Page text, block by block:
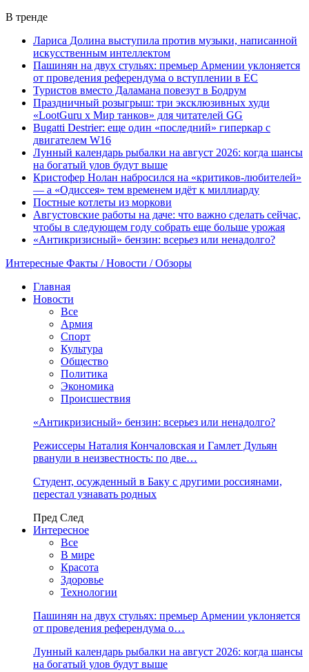
В тренде
Лариса Долина выступила против музыки, написанной
искусственным интеллектом
Пашинян на двух стульях: премьер Армении уклоняется
от проведения референдума о вступлении в ЕС
Туристов вместо Даламана повезут в Бодрум
Праздничный розыгрыш: три эксклюзивных худи
«LootGuru х Мир танков» для читателей GG
Bugatti Destrier: еще один «последний» гиперкар с
двигателем W16
Лунный календарь рыбалки на август 2026: когда шансы
на богатый улов будут выше
Кристофер Нолан набросился на «критиков-любителей»
— а «Одиссея» тем временем идёт к миллиарду
Постные котлеты из моркови
Августовские работы на даче: что важно сделать сейчас,
чтобы в следующем году собрать еще больше урожая
«Антикризисный» бензин: всерьез или ненадолго?
Интересные Факты / Новости / Обзоры
Главная
Новости
Все
Армия
Спорт
Культура
Общество
Политика
Экономика
Происшествия
«Антикризисный» бензин: всерьез или ненадолго?
Режиссеры Наталия Кончаловская и Гамлет Дульян
рванули в неизвестность: по две…
Студент, осужденный в Баку с другими россиянами,
перестал узнавать родных
Пред След
Интересное
Все
В мире
Красота
Здоровье
Технологии
Пашинян на двух стульях: премьер Армении уклоняется
от проведения референдума о…
Лунный календарь рыбалки на август 2026: когда шансы
на богатый улов будут выше